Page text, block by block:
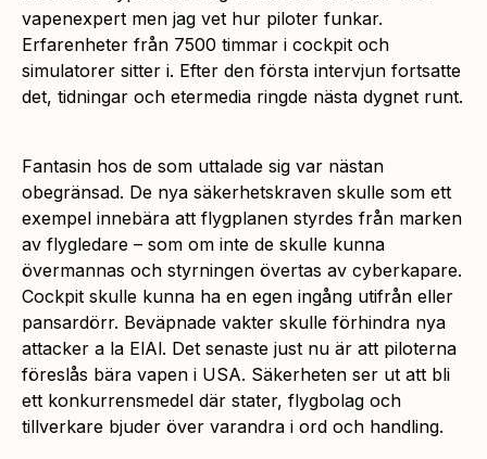
vapenexpert men jag vet hur piloter funkar.
Erfarenheter från 7500 timmar i cockpit och
simulatorer sitter i. Efter den första intervjun fortsatte
det, tidningar och etermedia ringde nästa dygnet runt.
Fantasin hos de som uttalade sig var nästan
obegränsad. De nya säkerhetskraven skulle som ett
exempel innebära att flygplanen styrdes från marken
av flygledare – som om inte de skulle kunna
övermannas och styrningen övertas av cyberkapare.
Cockpit skulle kunna ha en egen ingång utifrån eller
pansardörr. Beväpnade vakter skulle förhindra nya
attacker a la ElAl. Det senaste just nu är att piloterna
föreslås bära vapen i USA. Säkerheten ser ut att bli
ett konkurrensmedel där stater, flygbolag och
tillverkare bjuder över varandra i ord och handling.